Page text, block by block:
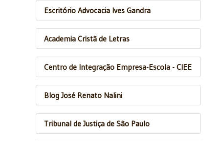
Escritório Advocacia Ives Gandra
Academia Cristã de Letras
Centro de Integração Empresa-Escola - CIEE
Blog José Renato Nalini
Tribunal de Justiça de São Paulo